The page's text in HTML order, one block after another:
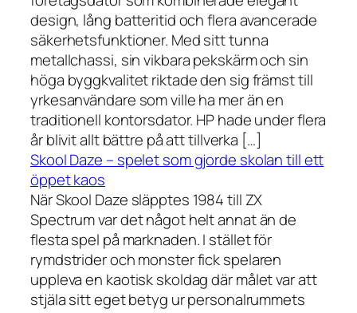
design, lång batteritid och flera avancerade
säkerhetsfunktioner. Med sitt tunna
metallchassi, sin vikbara pekskärm och sin
höga byggkvalitet riktade den sig främst till
yrkesanvändare som ville ha mer än en
traditionell kontorsdator. HP hade under flera
år blivit allt bättre på att tillverka […]
Skool Daze – spelet som gjorde skolan till ett
öppet kaos
När Skool Daze släpptes 1984 till ZX
Spectrum var det något helt annat än de
flesta spel på marknaden. I stället för
rymdstrider och monster fick spelaren
uppleva en kaotisk skoldag där målet var att
stjäla sitt eget betyg ur personalrummets